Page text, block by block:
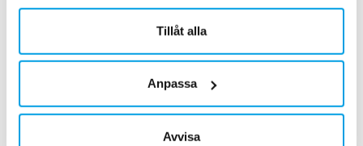
Tillåt alla
Anpassa
Avvisa
Med anledning av Rysslands invasion av Ukraina
har Elektroskandia adresserat och tagit avstånd från alla
2022-03-01
Med anledning av stigande komponent- och metallpriser.